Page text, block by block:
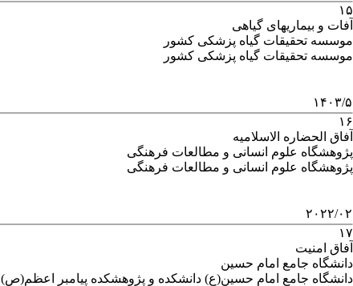
۱۵
آفات و بیماریهای گیاهی
موسسه تحقیقات گیاه پزشکی کشور
موسسه تحقیقات گیاه پزشکی کشور
۱۴۰۳/۵
۱۶
آفاق الحضاره الاسلامیه
پژوهشگاه علوم انسانی و مطالعات فرهنگی
پژوهشگاه علوم انسانی و مطالعات فرهنگی
۲۰۲۲/۰۲
۱۷
آفاق امنیت
دانشگاه جامع امام حسین
دانشگاه جامع امام حسین(ع) دانشکده و پژوهشکده پیامبر اعظم(ص)